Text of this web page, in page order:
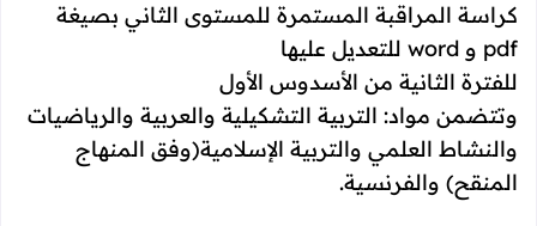
كراسة المراقبة المستمرة للمستوى الثاني بصيغة
pdf و word للتعديل عليها
للفترة الثانية من الأسدوس الأول
وتتضمن مواد: التربية التشكيلية والعربية والرياضيات
والنشاط العلمي والتربية الإسلامية(وفق المنهاج
المنقح) والفرنسية.